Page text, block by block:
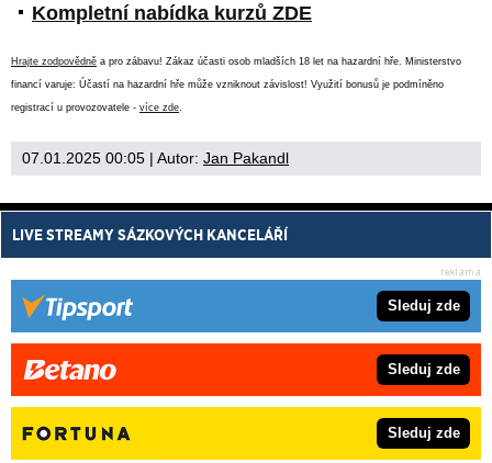
Kompletní nabídka kurzů ZDE
Hrajte zodpovědně a pro zábavu! Zákaz účasti osob mladších 18 let na hazardní hře. Ministerstvo
financí varuje: Účastí na hazardní hře může vzniknout závislost! Využití bonusů je podmíněno
registrací u provozovatele - více zde
07.01.2025 00:05 | Autor: Jan Pakandl
LIVE STREAMY SÁZKOVÝCH KANCELÁŘÍ
Sleduj zde
Sleduj zde
Sleduj zde